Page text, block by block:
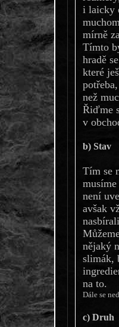
i laicky
mírně
Tímto
hradě
které
než
Řiďme
v
b) Stav
Tím se
není
avšak
nějaký
slimák,
na to.
Dále se
c) Druh